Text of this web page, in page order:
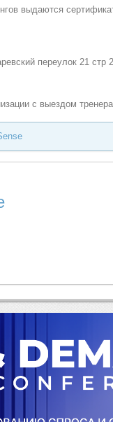
выдаются
переулок 21 стр
с выездом тренера